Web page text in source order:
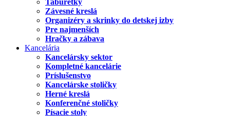
Taburetky
Závesné kreslá
Organizéry a skrinky do detskej izby
Pre najmenších
Hračky a zábava
Kancelária
Kancelársky sektor
Kompletné kancelárie
Príslušenstvo
Kancelárske stoličky
Herné kreslá
Konferenčné stoličky
Písacie stoly